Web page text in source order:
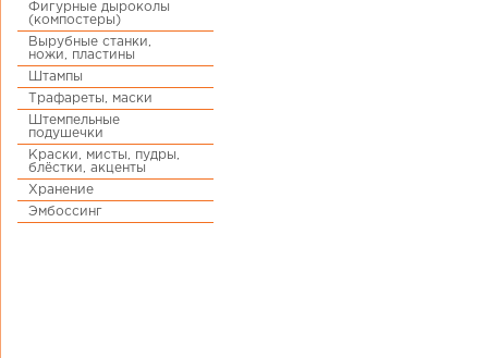
Фигурные дыроколы
(компостеры)
Вырубные станки,
ножи, пластины
Штампы
Трафареты, маски
Штемпельные
подушечки
Краски, мисты, пудры,
блёстки, акценты
Хранение
Эмбоссинг